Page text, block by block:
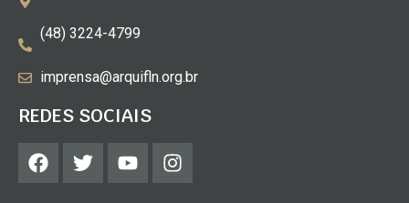
(48) 3224-4799
imprensa@arquifln.org.br
REDES SOCIAIS